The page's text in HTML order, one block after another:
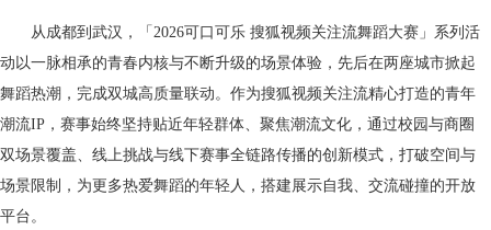
从成都到武汉，「2026可口可乐 搜狐视频关注流舞蹈大赛」系列活
动以一脉相承的青春内核与不断升级的场景体验，先后在两座城市掀起
舞蹈热潮，完成双城高质量联动。作为搜狐视频关注流精心打造的青年
潮流IP，赛事始终坚持贴近年轻群体、聚焦潮流文化，通过校园与商圈
双场景覆盖、线上挑战与线下赛事全链路传播的创新模式，打破空间与
场景限制，为更多热爱舞蹈的年轻人，搭建展示自我、交流碰撞的开放
平台。